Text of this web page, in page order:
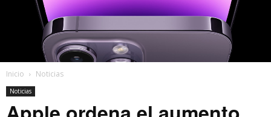
Inicio Noticias
Noticias